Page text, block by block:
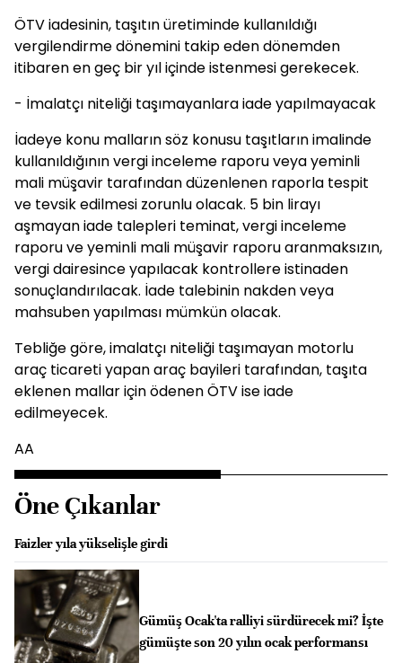
ÖTV iadesinin, taşıtın üretiminde kullanıldığı
vergilendirme dönemini takip eden dönemden
itibaren en geç bir yıl içinde istenmesi gerekecek.
- İmalatçı niteliği taşımayanlara iade yapılmayacak
İadeye konu malların söz konusu taşıtların imalinde
kullanıldığının vergi inceleme raporu veya yeminli
mali müşavir tarafından düzenlenen raporla tespit
ve tevsik edilmesi zorunlu olacak. 5 bin lirayı
aşmayan iade talepleri teminat, vergi inceleme
raporu ve yeminli mali müşavir raporu aranmaksızın,
vergi dairesince yapılacak kontrollere istinaden
sonuçlandırılacak. İade talebinin nakden veya
mahsuben yapılması mümkün olacak.
Tebliğe göre, imalatçı niteliği taşımayan motorlu
araç ticareti yapan araç bayileri tarafından, taşıta
eklenen mallar için ödenen ÖTV ise iade
edilmeyecek.
AA
Öne Çıkanlar
Faizler yıla yükselişle girdi
Gümüş Ocak'ta ralliyi sürdürecek mi? İşte
gümüşte son 20 yılın ocak performansı